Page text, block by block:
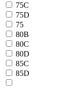
75C
75D
75
80B
80C
80D
85C
85D